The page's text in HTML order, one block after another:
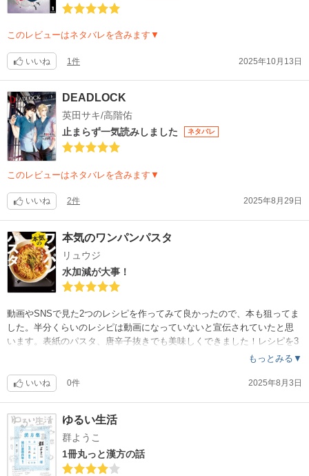
このレビューはネタバレを含みます▼
いいね 1件 2025年10月13日
DEADLOCK
英田サキ/高階佑
止まらず一気読みしました
ネタバレ
このレビューはネタバレを含みます▼
いいね 2件 2025年8月29日
本気のワンパンパスタ
リュウジ
水加減が大事！
動画やSNSで見た2つのレシピを作ってみて良かったので、本も狙ってま
した。半分くらいのレシピは動画になっていないと宣伝されていたと思
います。表紙のパスタ、唐辛子抜きでも美味しくできました！レシピを3
人分に増量させて作っているので、それなりに時間はかかりますが、我
載ってます。物価高や酷暑で厳しい毎日、外食を控えている家庭にオス
もっとみる▼
いいね 0件 2025年8月3日
ゆるい生活
群ようこ
1冊丸っと漢方の話